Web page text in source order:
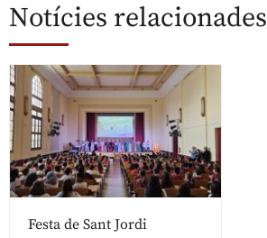
Notícies relacionades
Festa de Sant Jordi